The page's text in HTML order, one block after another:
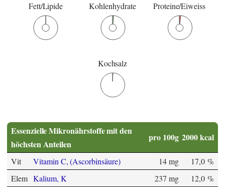
Fett/Lipide
Kohlenhydrate Proteine/Eiweiss
Kochsalz
Essenzielle Mikronährstoffe mit den
höchsten Anteilen
pro 100g 2000 kcal
Vit Vitamin C, (Ascorbinsäure) 14 mg
17,0 %
Elem Kalium, K 237 mg
12,0 %